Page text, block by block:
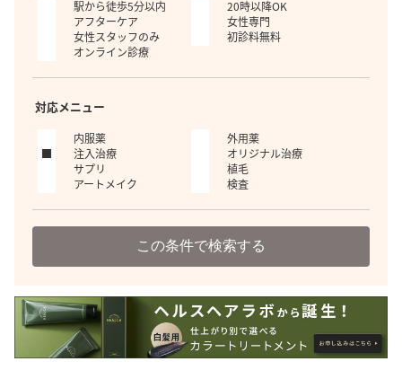
駅から徒歩5分以内
20時以降OK
アフターケア
女性専門
女性スタッフのみ
初診料無料
オンライン診療
対応メニュー
内服薬
外用薬
注入治療
オリジナル治療
サプリ
植毛
アートメイク
検査
この条件で検索する